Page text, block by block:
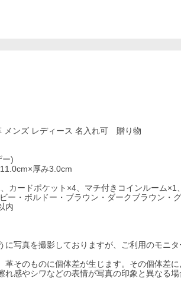
メンズ レディース 名入れ可 贈り物
ー)
厚み3.0cm
カードポケット×4、マチ付きコインルーム×1
ー・ボルドー・ブラウン・ダークブラウン・
内
に写真を撮影しておりますが、ご利用のモニ
革そのものに個体差が生じます。その個体差
れ感やシワなどの表情が写真の印象と異なる場